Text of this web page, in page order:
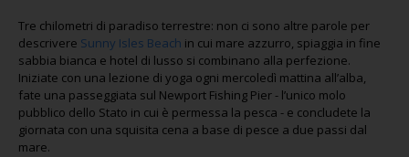
Tre chilometri di paradiso terrestre: non ci sono altre parole per
descrivere Sunny Isles Beach in cui mare azzurro, spiaggia in fine
sabbia bianca e hotel di lusso si combinano alla perfezione.
Iniziate con una lezione di yoga ogni mercoledì mattina all’alba,
fate una passeggiata sul Newport Fishing Pier - l’unico molo
pubblico dello Stato in cui è permessa la pesca - e concludete la
giornata con una squisita cena a base di pesce a due passi dal
mare.